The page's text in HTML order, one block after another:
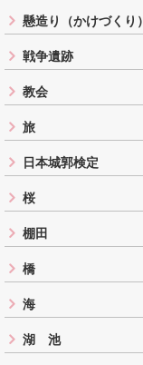
懸造り（かけづくり）
戦争遺跡
教会
旅
日本城郭検定
桜
棚田
橋
海
湖 池